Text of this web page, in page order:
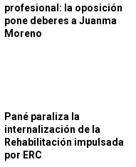
profesional: la oposición
pone deberes a Juanma
Moreno
Pané paraliza la
internalización de la
Rehabilitación impulsada
por ERC